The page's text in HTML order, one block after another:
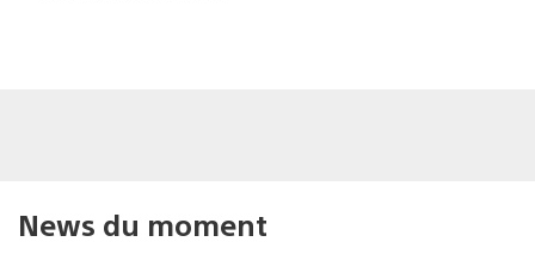
News du moment